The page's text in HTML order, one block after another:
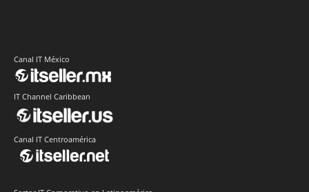
Canal IT México
IT Channel Caribbean
Canal IT Centroamérica